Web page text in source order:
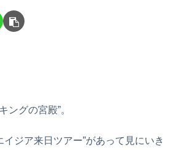
ングの宮殿”。
イジア来日ツアー”があって見にいき